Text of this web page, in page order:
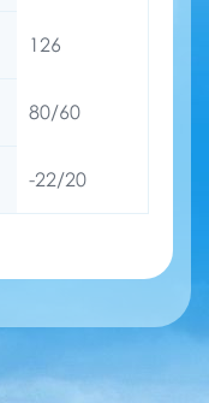
126
80/60
-22/20